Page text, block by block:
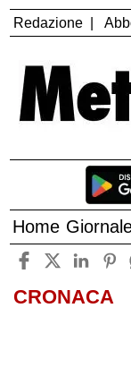
Redazione
Home
CRONACA